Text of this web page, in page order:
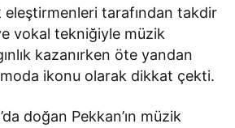
eleştirmenleri tarafından takdir
vokal tekniğiyle müzik
kazanırken öte yandan
ikonu olarak dikkat çekti.
doğan Pekkan’ın müzik